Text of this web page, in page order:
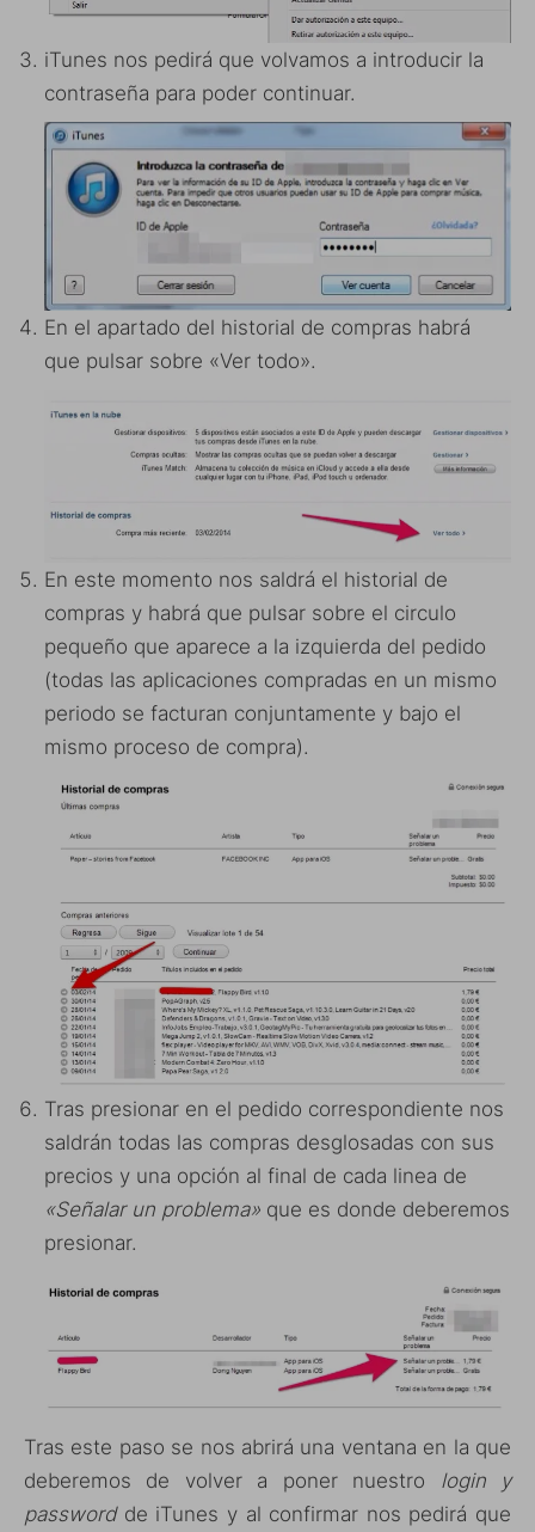
iTunes nos pedirá que volvamos a introducir la
contraseña para poder continuar.
En el apartado del historial de compras habrá
que pulsar sobre «Ver todo».
En este momento nos saldrá el historial de
compras y habrá que pulsar sobre el circulo
pequeño que aparece a la izquierda del pedido
(todas las aplicaciones compradas en un mismo
periodo se facturan conjuntamente y bajo el
mismo proceso de compra).
Tras presionar en el pedido correspondiente nos
saldrán todas las compras desglosadas con sus
precios y una opción al final de cada linea de
«Señalar un problema» que es donde deberemos
presionar.
Tras este paso se nos abrirá una ventana en la que
deberemos de volver a poner nuestro login y
passwordde iTunes y al confirmar nos pedirá que